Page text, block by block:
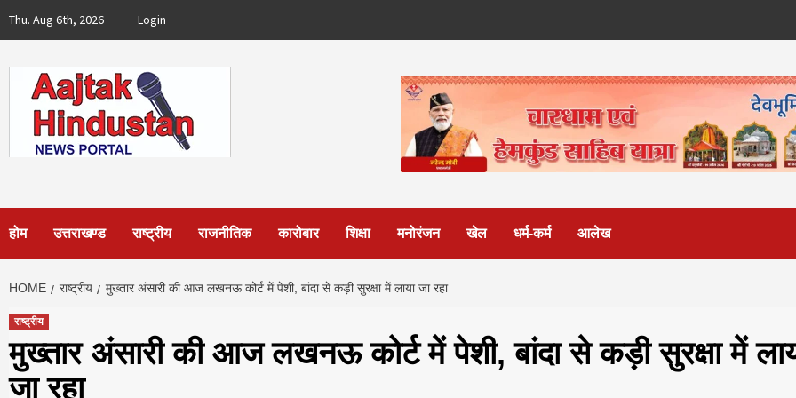
Thu. Aug 6th, 2026 Login
होम उत्तराखण्ड राष्ट्रीय राजनीतिक कारोबार शिक्षा मनोरंजन खेल धर्म-कर्म आलेख
HOME राष्ट्रीय मुख्तार अंसारी की आज लखनऊ कोर्ट में पेशी, बांदा से कड़ी सुरक्षा में लाया जा रहा
राष्ट्रीय
मुख्तार अंसारी की आज लखनऊ कोर्ट में पेशी, बांदा से कड़ी सुरक्षा में
जा रहा